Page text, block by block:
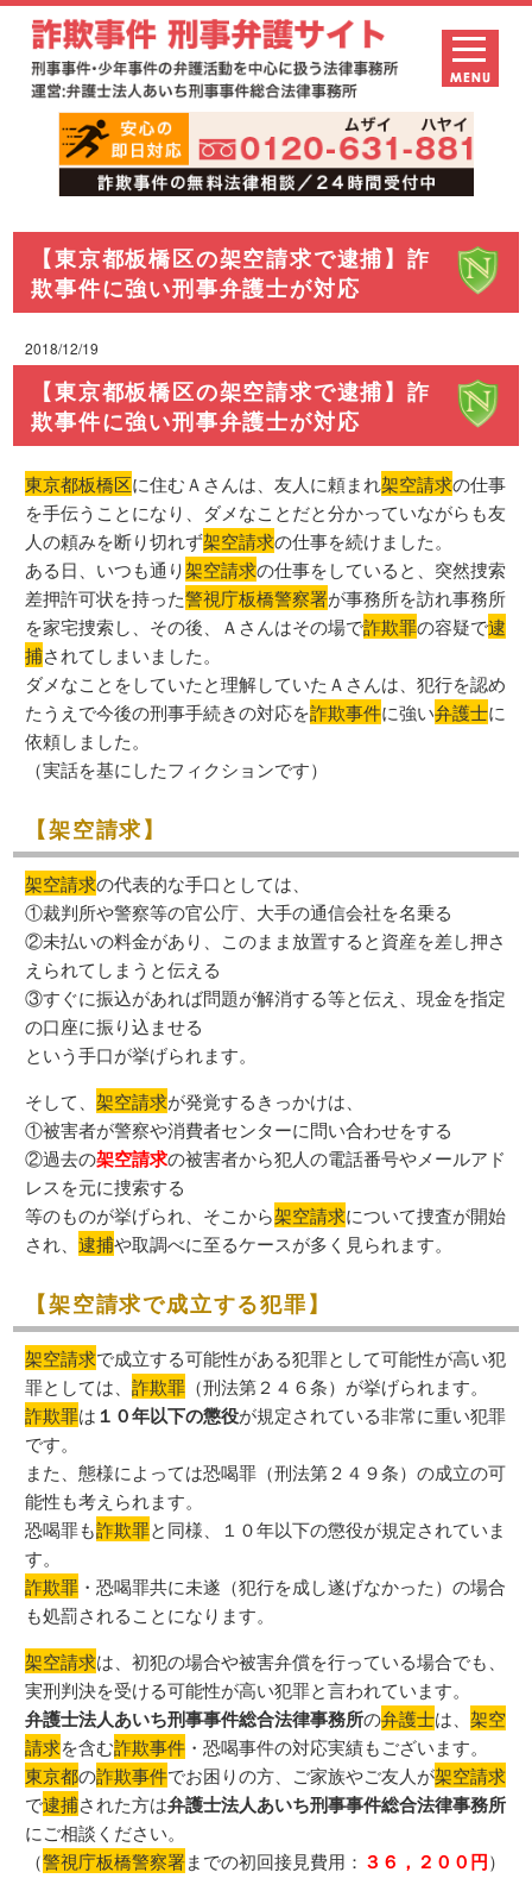
【東京都板橋区の架空請求で逮捕】詐
欺事件に強い刑事弁護士が対応
2018/12/19
【東京都板橋区の架空請求で逮捕】詐
欺事件に強い刑事弁護士が対応
東京都板橋区に住むＡさんは、友人に頼まれ架空請求の仕事
を手伝うことになり、ダメなことだと分かっていながらも友
人の頼みを断り切れず架空請求の仕事を続けました。
ある日、いつも通り架空請求の仕事をしていると、突然捜索
差押許可状を持った警視庁板橋警察署が事務所を訪れ事務所
を家宅捜索し、その後、Ａさんはその場で詐欺罪の容疑で逮
捕されてしまいました。
ダメなことをしていたと理解していたＡさんは、犯行を認め
たうえで今後の刑事手続きの対応を詐欺事件に強い弁護士に
依頼しました。
（実話を基にしたフィクションです）
【架空請求】
架空請求の代表的な手口としては、
①裁判所や警察等の官公庁、大手の通信会社を名乗る
②未払いの料金があり、このまま放置すると資産を差し押さ
えられてしまうと伝える
③すぐに振込があれば問題が解消する等と伝え、現金を指定
の口座に振り込ませる
という手口が挙げられます。
そして、架空請求が発覚するきっかけは、
①被害者が警察や消費者センターに問い合わせをする
②過去の架空請求の被害者から犯人の電話番号やメールアド
レスを元に捜索する
等のものが挙げられ、そこから架空請求について捜査が開始
され、逮捕や取調べに至るケースが多く見られます。
【架空請求で成立する犯罪】
架空請求で成立する可能性がある犯罪として可能性が高い犯
罪としては、詐欺罪 （刑法第２４６条）が挙げられます。
詐欺罪は １０年以下の懲役が規定されている非常に重い犯罪
です。
また、態様によっては恐喝罪（刑法第２４９条）の成立の可
能性も考えられます。
恐喝罪も詐欺罪と同様、１０年以下の懲役が規定されていま
す。
詐欺罪 ・恐喝罪共に未遂（犯行を成し遂げなかった）の場合
も処罰されることになります。
架空請求は、初犯の場合や被害弁償を行っている場合でも、
実刑判決を受ける可能性が高い犯罪と言われています。
弁護士法人あいち刑事事件総合法律事務所の弁護士は、架空
請求を含む詐欺事件 ・恐喝事件の対応実績もございます。
東京都の詐欺事件でお困りの方、ご家族やご友人が架空請求
で逮捕された方は弁護士法人あいち刑事事件総合法律事務所
にご相談ください。
（警視庁板橋警察署までの初回接見費用： ３６，２００円）